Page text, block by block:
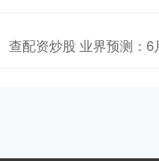
查配资炒股 业界预测：